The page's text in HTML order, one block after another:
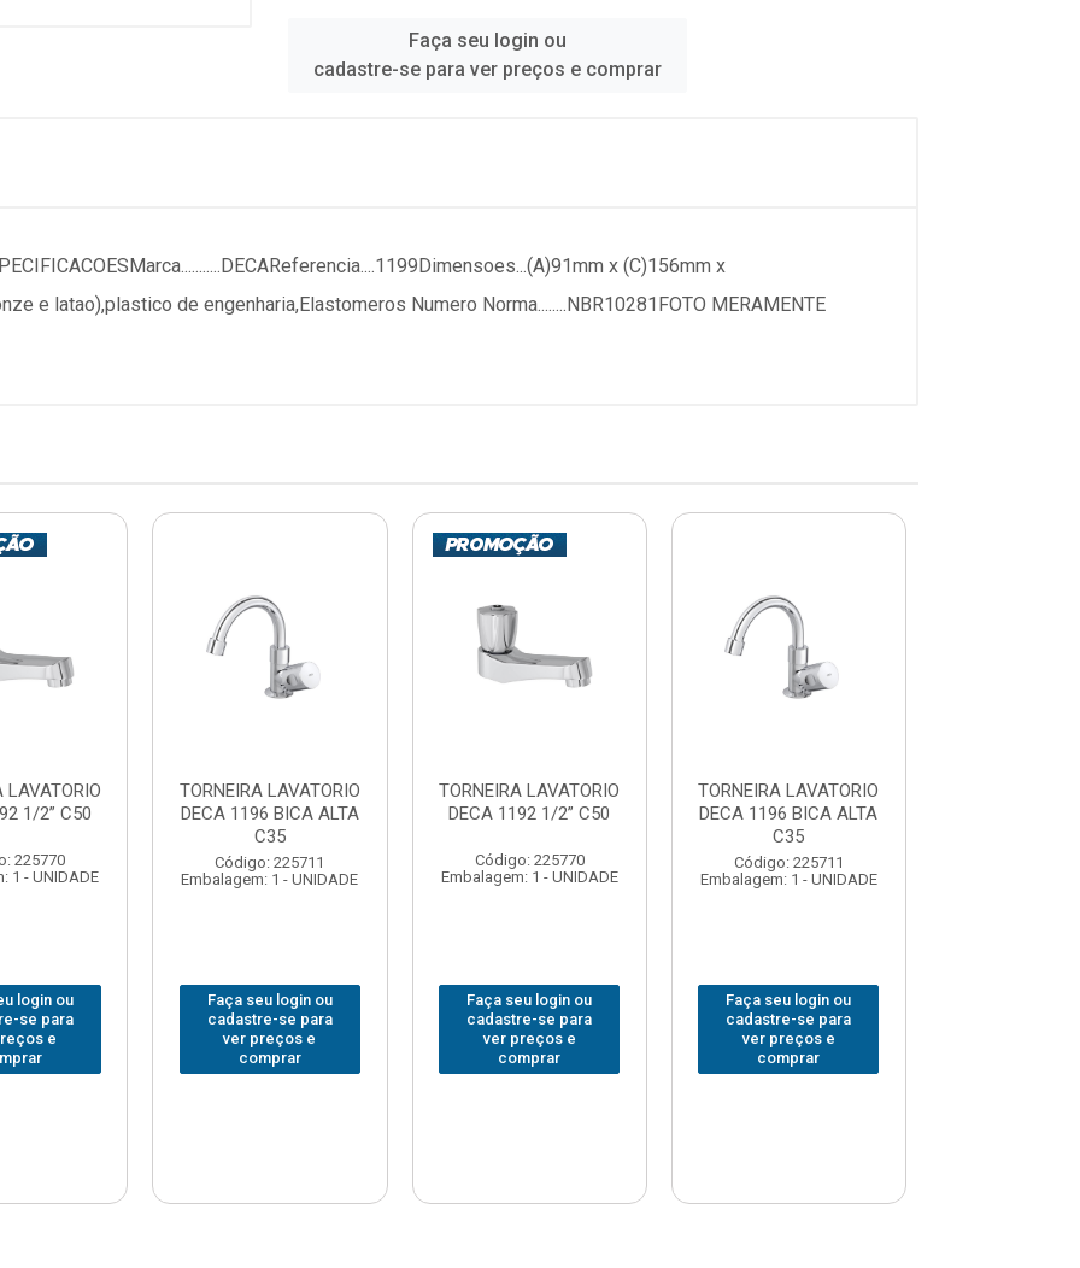
Faça seu login ou
cadastre-se para ver preços e comprar
x (C)156mm x
e latao),plastico de engenharia,Elastomeros Numero Norma........NBR10281FOTO MERAMENTE
LAVATORIO
1/2” C50
225770
1 - UNIDADE
login ou
se para
e
TORNEIRA LAVATORIO
DECA 1196 BICA ALTA
C35
Código: 225711
Embalagem: 1 - UNIDADE
Faça seu login ou
cadastre-se para
ver preços e
comprar
TORNEIRA LAVATORIO
DECA 1192 1/2” C50
Código: 225770
Embalagem: 1 - UNIDADE
Faça seu login ou
cadastre-se para
ver preços e
comprar
TORNEIRA LAVATORIO
DECA 1196 BICA ALTA
C35
Código: 225711
Embalagem: 1 - UNIDADE
Faça seu login ou
cadastre-se para
ver preços e
comprar